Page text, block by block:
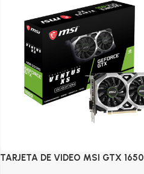
TARJETA DE VIDEO MSI GTX 1650